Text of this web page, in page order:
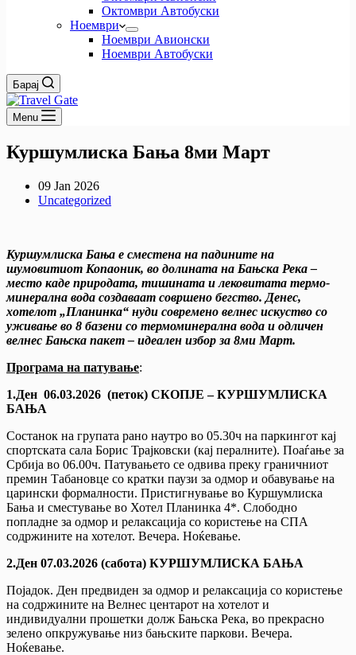
Октомври Автобуски
Ноември
Ноември Авионски
Ноември Автобуски
Барај
Menu
Куршумлиска Бања 8ми Март
09 Jan 2026
Uncategorized
Куршумлиска Бања е сместена на падините на
шумовитиот Копаоник, во долината на Бањска Река –
место каде природата, тишината и лековитата термо-
минерална вода создаваат совршено бегство. Денес,
хотелот „Планинка“ нуди современо велнес искуство со
уживање во 8 базени со термоминерална вода и одличен
велнес Бањска пакет – идеален избор за 8ми Март.
Програма на патување:
1.Ден 06.03.2026 (петок) СКОПЈЕ – КУРШУМЛИСКА
БАЊА
Состанок на групата рано наутро во 05.30ч на паркингот кај
спортската сала Борис Трајковски (кај пералните). Поаѓање за
Србија во 06.00ч. Патувањето се одвива преку граничниот
премин Табановце со кратки паузи за одмор и обавување на
царински формалности. Пристигнување во Куршумлиска
Бања и сместување во Хотел Планинка 4*. Слободно
попладне за одмор и релаксација со користење на СПА
содржините на хотелот. Вечера. Ноќевање.
2.Ден 07.03.2026 (сабота) КУРШУМЛИСКА БАЊА
Појадок. Ден предвиден за одмор и релаксација со користење
на содржините на Велнес центарот на хотелот и
индивидуални прошетки долж Бањска Река, во прекрасно
зелено опкружување низ бањските паркови. Вечера.
Ноќевање.